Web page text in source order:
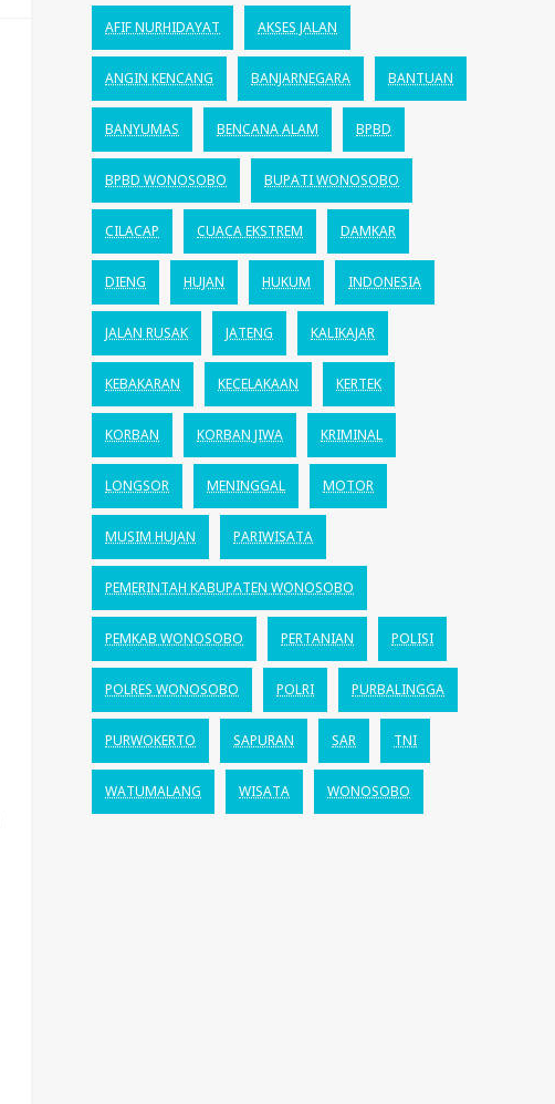
AFIF NURHIDAYAT AKSES JALAN
ANGIN KENCANG BANJARNEGARA BANTUAN
BANYUMAS BENCANA ALAM BPBD
BPBD WONOSOBO BUPATI WONOSOBO
CILACAP CUACA EKSTREM DAMKAR
DIENG HUJAN HUKUM INDONESIA
JALAN RUSAK JATENG KALIKAJAR
KEBAKARAN KECELAKAAN KERTEK
KORBAN KORBAN JIWA KRIMINAL
LONGSOR MENINGGAL MOTOR
MUSIM HUJAN PARIWISATA
PEMERINTAH KABUPATEN WONOSOBO
PEMKAB WONOSOBO PERTANIAN POLISI
POLRES WONOSOBO POLRI PURBALINGGA
PURWOKERTO SAPURAN SAR TNI
WATUMALANG WISATA WONOSOBO